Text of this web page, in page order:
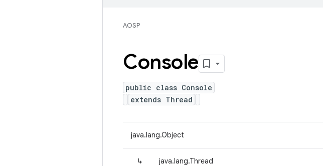
AOSP
Console
public class Console
extends Thread
java.lang.Object
↳ java.lang.Thread